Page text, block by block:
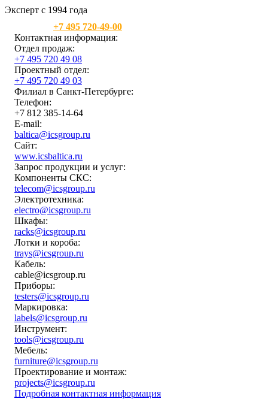
Эксперт с 1994 года
+7 495 720-49-00
Контактная информация:
Отдел продаж:
+7 495 720 49 08
Проектный отдел:
+7 495 720 49 03
Филиал в Санкт-Петербурге:
Телефон:
+7 812 385-14-64
E-mail:
baltica@icsgroup.ru
Сайт:
www.icsbaltica.ru
Запрос продукции и услуг:
Компоненты СКС:
telecom@icsgroup.ru
Электротехника:
electro@icsgroup.ru
Шкафы:
racks@icsgroup.ru
Лотки и короба:
trays@icsgroup.ru
Кабель:
cable@icsgroup.ru
Приборы:
testers@icsgroup.ru
Маркировка:
labels@icsgroup.ru
Инструмент:
tools@icsgroup.ru
Мебель:
furniture@icsgroup.ru
Проектирование и монтаж:
projects@icsgroup.ru
Подробная контактная информация